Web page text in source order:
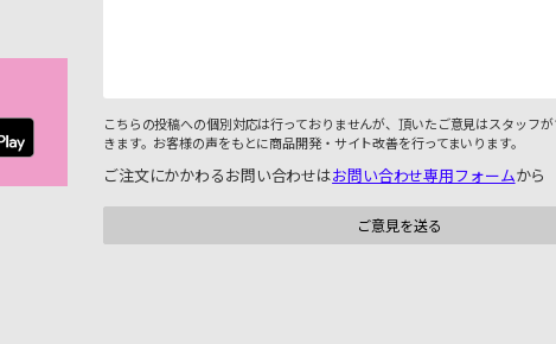
こちらの投稿への個別対応は行っておりませんが、頂いたご意見はスタッフ
きます。お客様の声をもとに商品開発・サイト改善を行ってまいります。
ご注文にかかわるお問い合わせはお問い合わせ専用フォームから